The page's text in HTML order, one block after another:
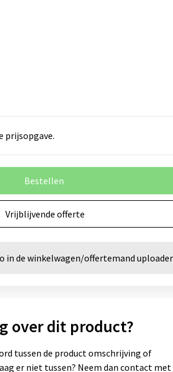
prijsopgave.
Bestellen
Vrijblijvende offerte
in de winkelwagen/offertemand
over dit product?
tussen de product omschrijving of
er niet tussen? Neem dan contact met